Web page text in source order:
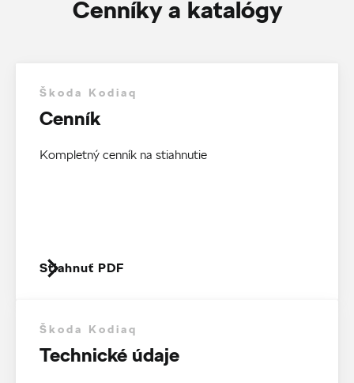
Cenníky a katalógy
Škoda Kodiaq
Cenník
Kompletný cenník na stiahnutie
Stiahnuť PDF
Škoda Kodiaq
Technické údaje